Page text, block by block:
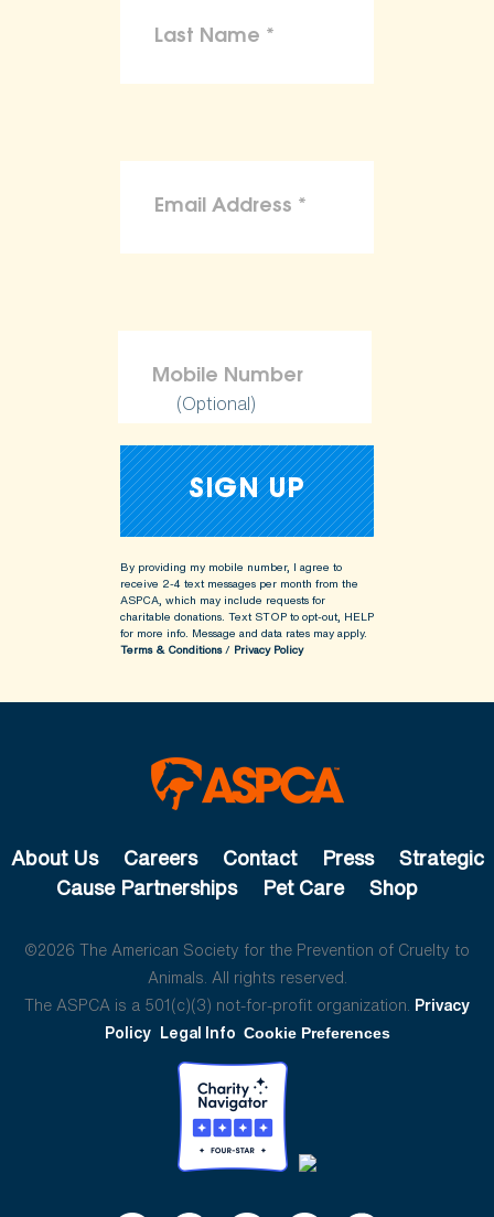
(Optional)
By providing my mobile number, I agree to
receive 2-4 text messages per month from the
ASPCA, which may include requests for
charitable donations. Text STOP to opt-out, HELP
for more info. Message and data rates may apply.
Terms & Conditions/ Privacy Policy
About Us Careers Contact Press
Strategic
Cause Partnerships
Pet Care Shop
©2026 The American Society for the Prevention of Cruelty to
Animals. All rights reserved.
The ASPCA is a 501(c)(3) not-for-profit organization. Privacy
Policy Legal Info Cookie Preferences